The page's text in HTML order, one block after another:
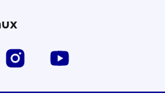
sur LinkedIn
ministère sur Facebook
Le ministère sur